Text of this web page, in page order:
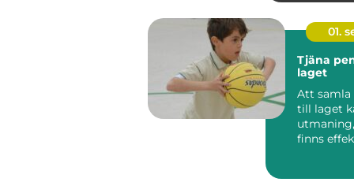
01.
Tjäna
laget
Att samla
till laget
finns